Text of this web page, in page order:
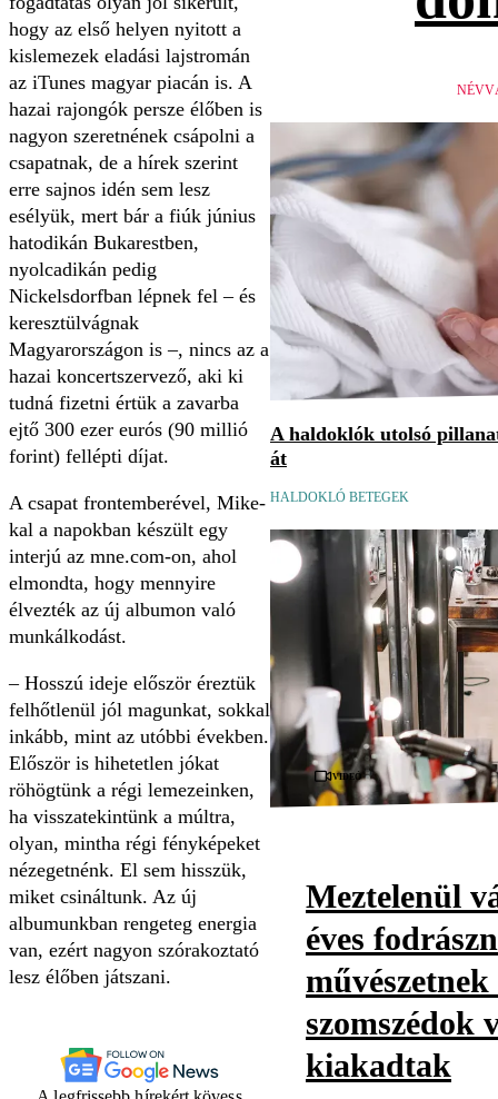
hogy az első helyen nyitott a
kislemezek eladási lajstromán
az iTunes magyar piacán is. A
hazai rajongók persze élőben is
nagyon szeretnének csápolni a
csapatnak, de a hírek szerint
erre sajnos idén sem lesz
esélyük, mert bár a fiúk június
hatodikán Bukarestben,
nyolcadikán pedig
Nickelsdorfban lépnek fel – és
keresztülvágnak
Magyarországon is –, nincs az a
hazai koncertszervező, aki ki
tudná fizetni értük a zavarba
ejtő 300 ezer eurós (90 millió
forint) fellépti díjat.
A csapat frontemberével, Mike-
kal a napokban készült egy
interjú az mne.com-on, ahol
elmondta, hogy mennyire
élvezték az új albumon való
munkálkodást.
– Hosszú ideje először éreztük
felhőtlenül jól magunkat, sokkal
inkább, mint az utóbbi években.
Először is hihetetlen jókat
röhögtünk a régi lemezeinken,
ha visszatekintünk a múltra,
olyan, mintha régi fényképeket
nézegetnénk. El sem hisszük,
miket csináltunk. Az új
albumunkban rengeteg energia
van, ezért nagyon szórakoztató
lesz élőben játszani.
A haldoklók utolsó
át
HALDOKLÓ BETEGEK
Videó
Meztelenül
éves
szomszédok
kiakadtak